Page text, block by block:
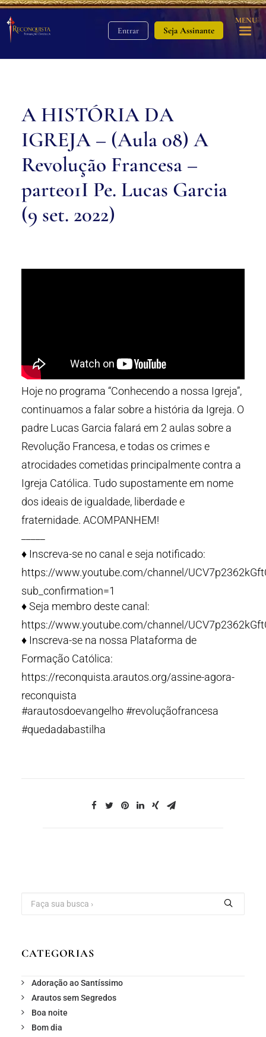
Entrar Seja Assinante
MENU
A HISTÓRIA DA
IGREJA – (Aula 08) A
Revolução Francesa –
parte01I Pe. Lucas Garcia
(9 set. 2022)
Hoje no programa “Conhecendo a nossa Igreja”,
continuamos a falar sobre a história da Igreja. O
padre Lucas Garcia falará em 2 aulas sobre a
Revolução Francesa, e todas os crimes e
atrocidades cometidas principalmente contra a
Igreja Católica. Tudo supostamente em nome
dos ideais de igualdade, liberdade e
fraternidade. ACOMPANHEM!
♦️ Inscreva-se no canal e seja notificado:
https://www.youtube.com/channel/
sub_confirmation=1
♦️ Seja membro deste canal:
https://www.youtube.com/channel/
♦️ Inscreva-se na nossa Plataforma de
Formação Católica:
https://reconquista.arautos.org/assine-agora-
reconquista
#arautosdoevangelho #revoluçãofrancesa
#quedadabastilha
CATEGORIAS
Adoração ao Santíssimo
Arautos sem Segredos
Boa noite
Bom dia